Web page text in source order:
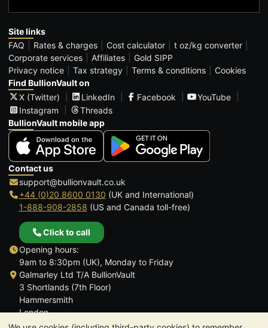
Site links
FAQ
Rates & charges Cost calculator
t oz/kg converter
Corporate services
Affiliates
Gold SIPP
Privacy notice
Tax strategy Terms & conditions
Cookies
Find BullionVault on
X (Twitter)
LinkedIn Facebook
YouTube
Instagram
Threads
BullionVault mobile app
Contact us
support@bullionvault.co.uk
+44 (0)20 8600 0130 (UK and International)
1-888-908-2858 (US and Canada toll-free)
Click to call
Opening hours:
9am to 8:30pm (UK), Monday to Friday
Galmarley Ltd T/A BullionVault
3 Shortlands (7th Floor)
Hammersmith
London
W6 8DA